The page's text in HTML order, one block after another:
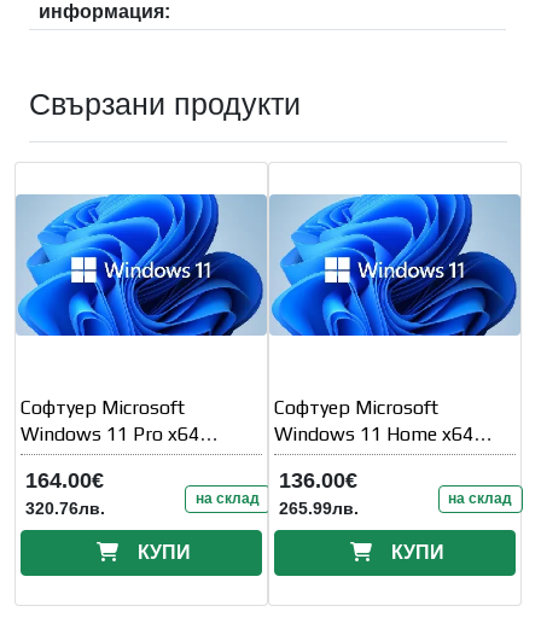
информация:
Свързани продукти
Софтуер Microsoft
Windows 11 Pro x64
Английски език OEM
164.00€
320.76лв. на склад
КУПИ
Софтуер Microsoft
Windows 11 Home x64
Английски език OEM
136.00€
265.99лв. на склад
КУПИ